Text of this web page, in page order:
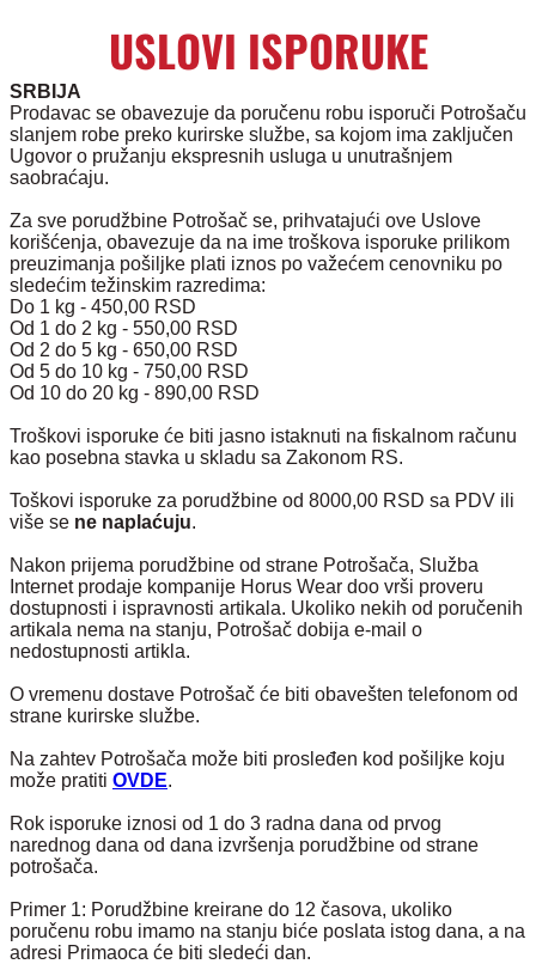
USLOVI ISPORUKE
SRBIJA
Prodavac se obavezuje da poručenu robu isporuči Potrošaču
slanjem robe preko kurirske službe, sa kojom ima zaključen
Ugovor o pružanju ekspresnih usluga u unutrašnjem
saobraćaju.
Za sve porudžbine Potrošač se, prihvatajući ove Uslove
korišćenja, obavezuje da na ime troškova isporuke prilikom
preuzimanja pošiljke plati iznos po važećem cenovniku po
sledećim težinskim razredima:
Do 1 kg - 450,00 RSD
Od 1 do 2 kg - 550,00 RSD
Od 2 do 5 kg - 650,00 RSD
Od 5 do 10 kg - 750,00 RSD
Od 10 do 20 kg - 890,00 RSD
Troškovi isporuke će biti jasno istaknuti na fiskalnom računu
kao posebna stavka u skladu sa Zakonom RS.
Toškovi isporuke za porudžbine od 8000,00 RSD sa PDV ili
više se ne naplaćuju.
Nakon prijema porudžbine od strane Potrošača, Služba
Internet prodaje kompanije Horus Wear doo vrši proveru
dostupnosti i ispravnosti artikala. Ukoliko nekih od poručenih
artikala nema na stanju, Potrošač dobija e-mail o
nedostupnosti artikla.
O vremenu dostave Potrošač će biti obavešten telefonom od
strane kurirske službe.
Na zahtev Potrošača može biti prosleđen kod pošiljke koju
može pratiti OVDE.
Rok isporuke iznosi od 1 do 3 radna dana od prvog
narednog dana od dana izvršenja porudžbine od strane
potrošača.
Primer 1: Porudžbine kreirane do 12 časova, ukoliko
poručenu robu imamo na stanju biće poslata istog dana, a na
adresi Primaoca će biti sledeći dan.